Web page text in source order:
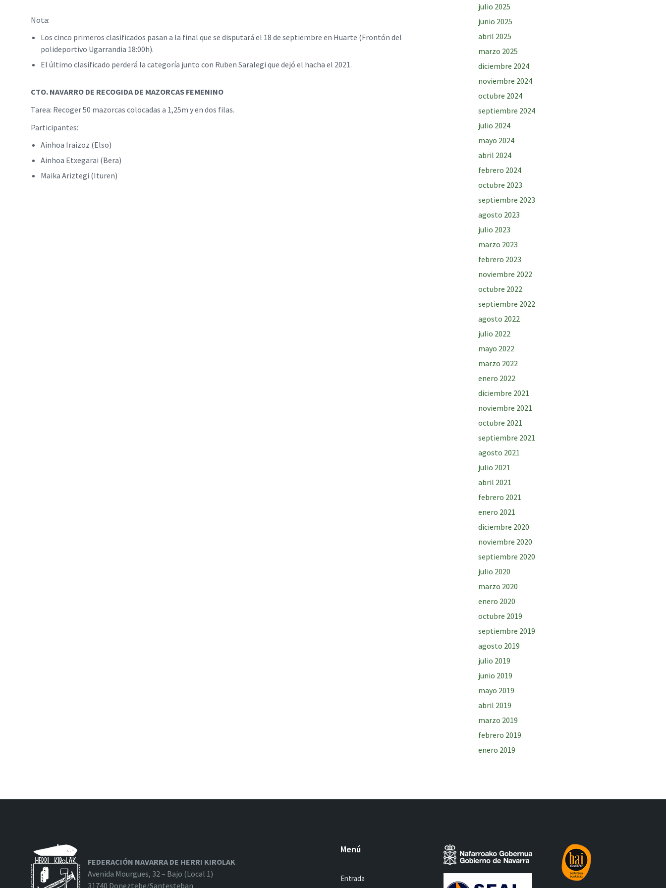
Nota:
Los cinco primeros clasificados pasan a la final que se disputará el 18 de septiembre en Huarte (Frontón del
polideportivo Ugarrandia 18:00h).
El último clasificado perderá la categoría junto con Ruben Saralegi que dejó el hacha el 2021.
CTO. NAVARRO DE RECOGIDA DE MAZORCAS FEMENINO
Tarea: Recoger 50 mazorcas colocadas a 1,25m y en dos filas.
Participantes:
Ainhoa Iraizoz (Elso)
Ainhoa Etxegarai (Bera)
Maika Ariztegi (Ituren)
julio 2025
junio 2025
abril 2025
marzo 2025
diciembre 2024
noviembre 2024
octubre 2024
septiembre 2024
julio 2024
mayo 2024
abril 2024
febrero 2024
octubre 2023
septiembre 2023
agosto 2023
julio 2023
marzo 2023
febrero 2023
noviembre 2022
octubre 2022
septiembre 2022
agosto 2022
julio 2022
mayo 2022
marzo 2022
enero 2022
diciembre 2021
noviembre 2021
octubre 2021
septiembre 2021
agosto 2021
julio 2021
abril 2021
febrero 2021
enero 2021
diciembre 2020
noviembre 2020
septiembre 2020
julio 2020
marzo 2020
enero 2020
octubre 2019
septiembre 2019
agosto 2019
julio 2019
junio 2019
mayo 2019
abril 2019
marzo 2019
febrero 2019
enero 2019
FEDERACIÓN NAVARRA DE HERRI KIROLAK
Avenida Mourgues, 32 – Bajo (Local 1)
31740 Doneztebe/Santesteban
Menú
Entrada